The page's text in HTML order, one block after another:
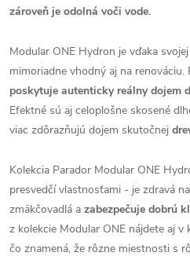
zároveň je odolná voči vode.
Modular ONE Hydron je vďaka
mimoriadne vhodný aj na
poskytuje autenticky reálny dojem
Efektné sú aj celoplošne skosené
viac zdôrazňujú dojem skutočnej
Kolekcia Parador Modular ONE
presvedčí vlastnosťami - je zdravá
zmäkčovadlá a zabezpečuje dobrú
z kolekcie Modular ONE nájdete aj
čo znamená, že rôzne miestnosti s